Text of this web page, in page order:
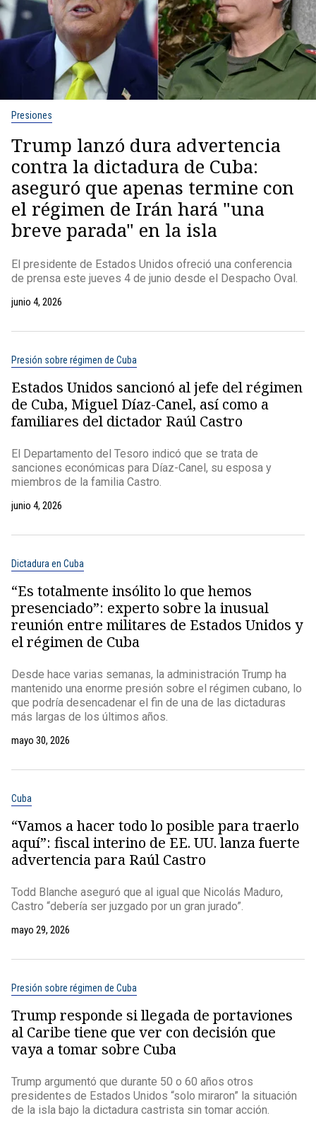
Presiones
Trump lanzó dura advertencia
contra la dictadura de Cuba:
aseguró que apenas termine con
el régimen de Irán hará "una
breve parada" en la isla
El presidente de Estados Unidos ofreció una conferencia
de prensa este jueves 4 de junio desde el Despacho Oval.
junio 4, 2026
Presión sobre régimen de Cuba
Estados Unidos sancionó al jefe del régimen
de Cuba, Miguel Díaz-Canel, así como a
familiares del dictador Raúl Castro
El Departamento del Tesoro indicó que se trata de
sanciones económicas para Díaz-Canel, su esposa y
miembros de la familia Castro.
junio 4, 2026
Dictadura en Cuba
“Es totalmente insólito lo que hemos
presenciado”: experto sobre la inusual
reunión entre militares de Estados Unidos y
el régimen de Cuba
Desde hace varias semanas, la administración Trump ha
mantenido una enorme presión sobre el régimen cubano, lo
que podría desencadenar el fin de una de las dictaduras
más largas de los últimos años.
mayo 30, 2026
Cuba
“Vamos a hacer todo lo posible para traerlo
aquí”: fiscal interino de EE. UU. lanza fuerte
advertencia para Raúl Castro
Todd Blanche aseguró que al igual que Nicolás Maduro,
Castro “debería ser juzgado por un gran jurado”.
mayo 29, 2026
Presión sobre régimen de Cuba
Trump responde si llegada de portaviones
al Caribe tiene que ver con decisión que
vaya a tomar sobre Cuba
Trump argumentó que durante 50 o 60 años otros
presidentes de Estados Unidos “solo miraron” la situación
de la isla bajo la dictadura castrista sin tomar acción.